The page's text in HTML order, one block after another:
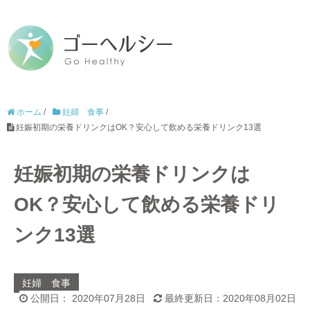
ホーム / 妊婦 食事 /
妊娠初期の栄養ドリンクはOK？安心して飲める栄養ドリンク13選
妊娠初期の栄養ドリンクは
OK？安心して飲める栄養ドリ
ンク13選
妊婦 食事
公開日： 2020年07月28日
最終更新日：2020年08月02日